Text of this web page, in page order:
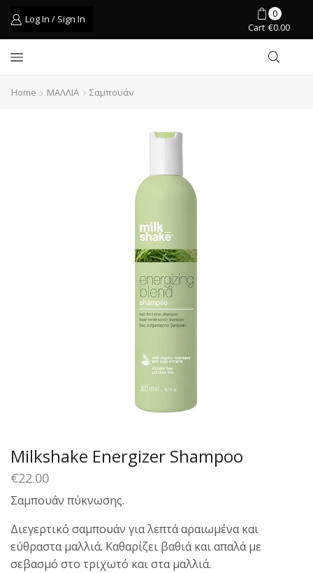
Log In / Sign In
0
Cart €0.00
Home ΜΑΛΛΙΑ Σαμπουάν
Milkshake Energizer Shampoo
€22.00
Σαμπουάν πύκνωσης.
Διεγερτικό σαμπουάν για λεπτά αραιωμένα και
εύθραστα μαλλιά. Καθαρίζει βαθιά και απαλά με
σεβασμό στο τριχωτό και στα μαλλιά.